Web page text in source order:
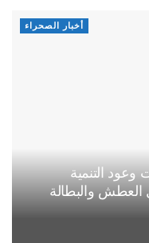
أخبار الصحراء
وعود التنمية
العطش والبطالة